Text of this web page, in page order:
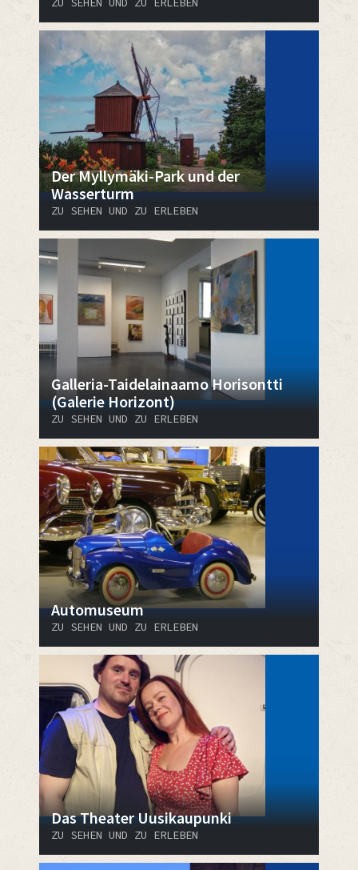
Der Myllymäki-Park und der
Wasserturm
ZU SEHEN UND ZU ERLEBEN
Galleria-Taidelainaamo Horisontti
(Galerie Horizont)
ZU SEHEN UND ZU ERLEBEN
Automuseum
ZU SEHEN UND ZU ERLEBEN
Das Theater Uusikaupunki
ZU SEHEN UND ZU ERLEBEN